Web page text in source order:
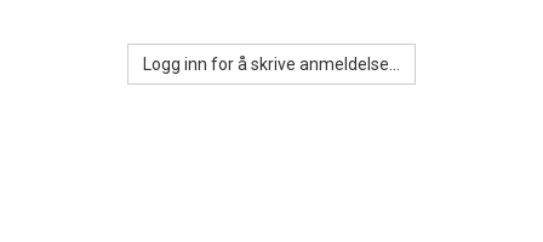
Logg inn for å skrive anmeldelse...